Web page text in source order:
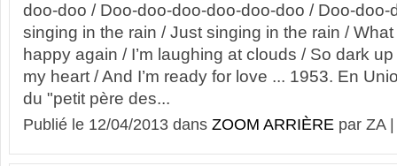
doo-doo / Doo-doo-doo-doo-doo-doo / Doo-doo-
singing in the rain / Just singing in the rain / What
happy again / I’m laughing at clouds / So dark
my heart / And I’m ready for love ... 1953. En
du "petit père des...
Publié le 12/04/2013 dans ZOOM ARRIÈRE par ZA